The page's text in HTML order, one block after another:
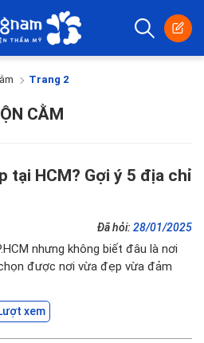
Trang 2
CẰM
tại HCM? Gợi ý 5 địa chỉ
Đã hỏi: 28/01/2025
nhưng không biết đâu là nơi
được nơi vừa đẹp vừa đảm
xem